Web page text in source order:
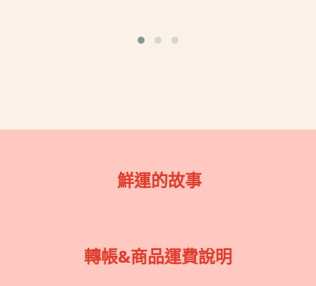
鮮運的故事
轉帳&商品運費說明